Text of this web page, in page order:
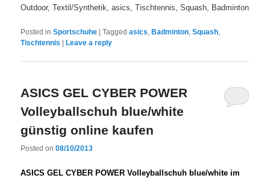
Outdoor, Textil/Synthetik, asics, Tischtennis, Squash, Badminton
Posted in Sportschuhe |Tagged asics ,Badminton ,Squash
Tischtennis |Leave a reply
ASICS GEL CYBER POWER
Volleyballschuh blue/white
günstig online kaufen
Posted on08/10/2013
ASICS GEL CYBER POWER Volleyballschuh blue/white im